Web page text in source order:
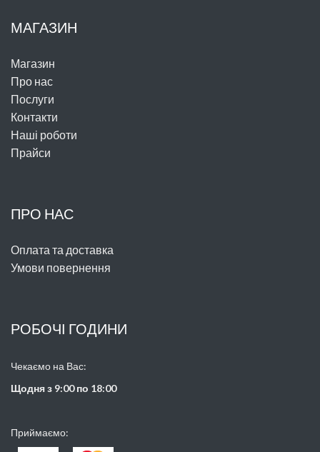
МАГАЗИН
Магазин
Про нас
Послуги
Контакти
Наші роботи
Прайси
ПРО НАС
Оплата та доставка
Умови повернення
РОБОЧІ ГОДИНИ
Чекаємо на Вас:
Щодня з 9:00 по 18:00
Приймаємо: